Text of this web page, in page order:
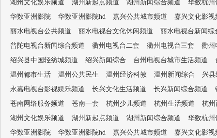
湖州文化娱乐频道
湖州新起点频道 湖州新闻综合频道
华数杭州
华数亚洲影院
华数亚洲影院hd 嘉兴公共城市频道
嘉兴文化影视
丽水电视台公共频道
丽水电视台文化休闲频道
丽水电视台新闻综
普陀电视台新闻综合频道
衢州电视台二套 衢州电视台三套
衢州
绍兴县中国轻纺城频道
绍兴新闻综合 台州电视台城市生活频道
温州都市生活
温州公共民生 温州经济科教 温州新闻综合
兴
永嘉电视台影视娱乐频道
长兴文化生活频道 长兴新闻综合频道
苍南网络服务频道
苍南一套 杭州少儿频道 杭州生活频道
杭州
湖州文化娱乐频道
湖州新起点频道 湖州新闻综合频道
华数杭州
华数亚洲影院
华数亚洲影院hd 嘉兴公共城市频道
嘉兴文化影视